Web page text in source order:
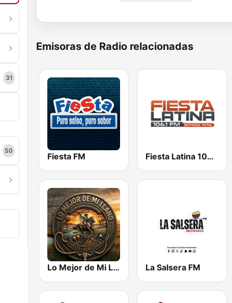
31
50
Emisoras de Radio relacionadas
Fiesta FM Fiesta Latina 106.1 FM
Lo Mejor de Mi Llano La Salsera FM